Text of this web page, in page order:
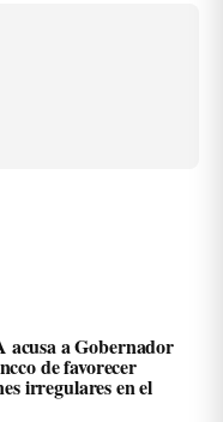
acusa a Gobernador
de favorecer
irregulares en el